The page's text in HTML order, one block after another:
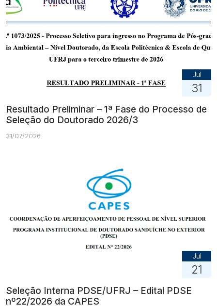
Jul
31
Resultado Preliminar – 1ª Fase do Processo de
Seleção do Doutorado 2026/3
31/07/2026
Jul
21
Seleção Interna PDSE/UFRJ – Edital PDSE
nº22/2026 da CAPES